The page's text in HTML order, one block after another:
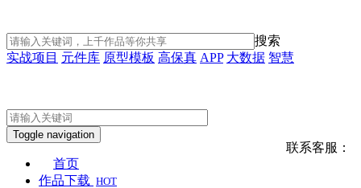
搜索
实战项目 元件库 原型模板 高保真 APP 大数据 智慧
联系客服：
Toggle navigation
首页
作品下载 HOT